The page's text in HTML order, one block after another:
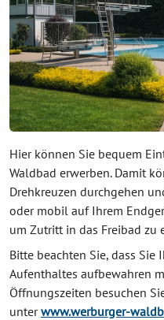
Hier können Sie bequem
Waldbad erwerben. Damit
Drehkreuzen durchgehen
oder mobil auf Ihrem
um Zutritt in das Freibad zu
Bitte beachten Sie, dass Sie
Aufenthaltes aufbewahren
Öffnungszeiten besuchen
unterwww.werburger-